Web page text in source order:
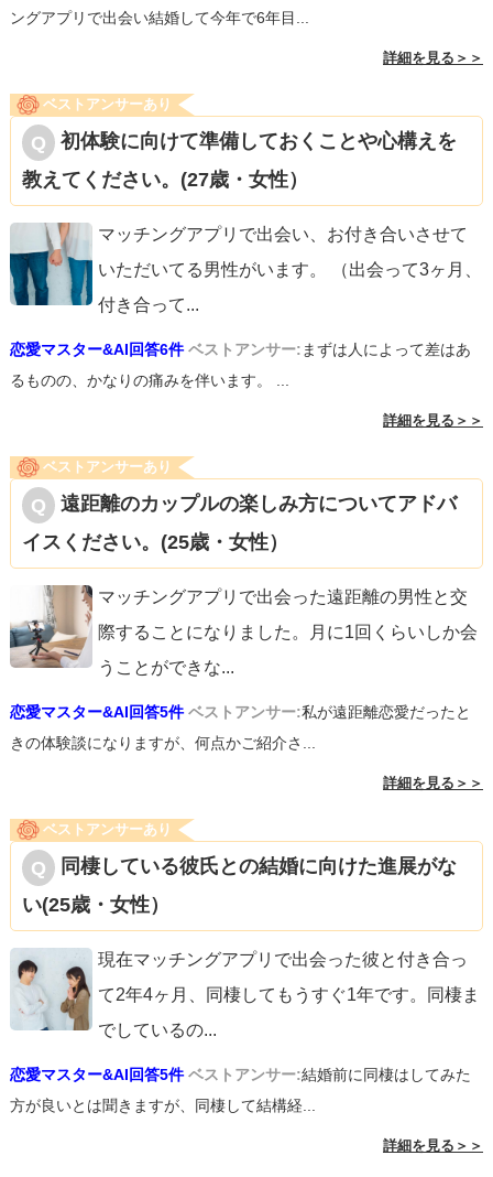
ングアプリで出会い結婚して今年で6年目...
詳細を見る＞＞
ベストアンサーあり
初体験に向けて準備しておくことや心構えを
教えてください。(27歳・女性）
マッチングアプリで出会い、お付き合いさせて
いただいてる男性がいます。 （出会って3ヶ月、
付き合って...
恋愛マスター&AI回答6件 ベストアンサー:まずは人によって差はあ
るものの、かなりの痛みを伴います。 ...
詳細を見る＞＞
ベストアンサーあり
遠距離のカップルの楽しみ方についてアドバ
イスください。(25歳・女性）
マッチングアプリで出会った遠距離の男性と交
際することになりました。月に1回くらいしか会
うことができな...
恋愛マスター&AI回答5件 ベストアンサー:私が遠距離恋愛だったと
きの体験談になりますが、何点かご紹介さ...
詳細を見る＞＞
ベストアンサーあり
同棲している彼氏との結婚に向けた進展がな
い(25歳・女性）
現在マッチングアプリで出会った彼と付き合っ
て2年4ヶ月、同棲してもうすぐ1年です。同棲ま
でしているの...
恋愛マスター&AI回答5件 ベストアンサー:結婚前に同棲はしてみた
方が良いとは聞きますが、同棲して結構経...
詳細を見る＞＞